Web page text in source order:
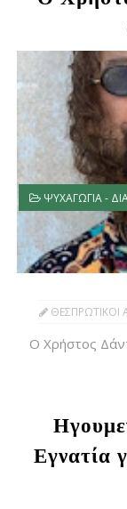
ΨΥΧΑΓΩΓΙΑ -
ΘΕΣΠΡΩΤΙΚΟΙ
Ο Χρήστος
Εγνατία